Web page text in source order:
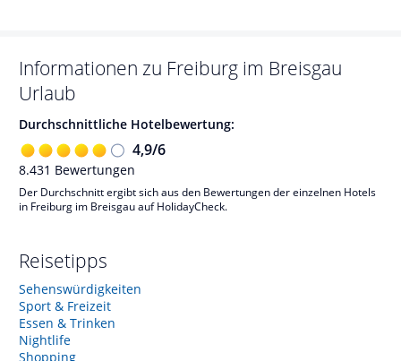
Informationen zu Freiburg im Breisgau
Urlaub
Durchschnittliche Hotelbewertung:
4,9/6
8.431 Bewertungen
Der Durchschnitt ergibt sich aus den Bewertungen der einzelnen Hotels
in Freiburg im Breisgau auf HolidayCheck.
Reisetipps
Sehenswürdigkeiten
Sport & Freizeit
Essen & Trinken
Nightlife
Shopping